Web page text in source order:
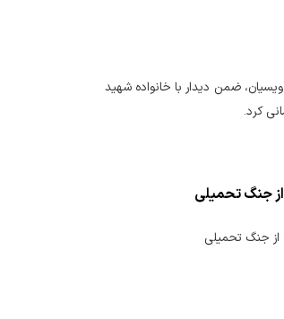
ضمن دیدار با خانواده شهید
کرد.
از جنگ تحمیلی
از جنگ تحمیلی